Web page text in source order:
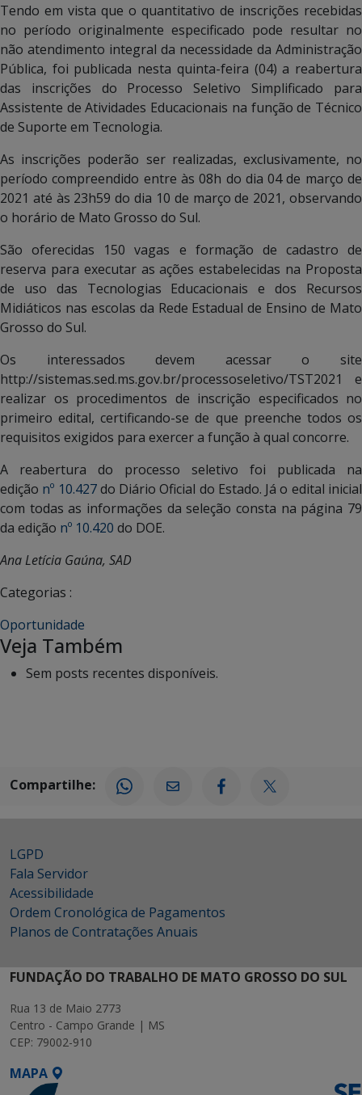
Tendo em vista que o quantitativo de inscrições recebidas
no período originalmente especificado pode resultar no
não atendimento integral da necessidade da Administração
Pública, foi publicada nesta quinta-feira (04) a reabertura
das inscrições do Processo Seletivo Simplificado para
Assistente de Atividades Educacionais na função de Técnico
de Suporte em Tecnologia.
As inscrições poderão ser realizadas, exclusivamente, no
período compreendido entre às 08h do dia 04 de março de
2021 até às 23h59 do dia 10 de março de 2021, observando
o horário de Mato Grosso do Sul.
São oferecidas 150 vagas e formação de cadastro de
reserva para executar as ações estabelecidas na Proposta
de uso das Tecnologias Educacionais e dos Recursos
Midiáticos nas escolas da Rede Estadual de Ensino de Mato
Grosso do Sul.
Os interessados devem acessar o site
http://sistemas.sed.ms.gov.br/processoseletivo/TST2021 e
realizar os procedimentos de inscrição especificados no
primeiro edital, certificando-se de que preenche todos os
requisitos exigidos para exercer a função à qual concorre.
A reabertura do processo seletivo foi publicada na
edição nº 10.427do Diário Oficial do Estado. Já o edital inicial
com todas as informações da seleção consta na página 79
da edição nº 10.420 do DOE.
Ana Letícia Gaúna, SAD
Categorias :
Oportunidade
Veja Também
Sem posts recentes disponíveis.
Compartilhe:
LGPD
Fala Servidor
Acessibilidade
Ordem Cronológica de Pagamentos
Planos de Contratações Anuais
FUNDAÇÃO DO TRABALHO DE MATO GROSSO DO SUL
Rua 13 de Maio 2773
Centro - Campo Grande | MS
CEP: 79002-910
MAPA